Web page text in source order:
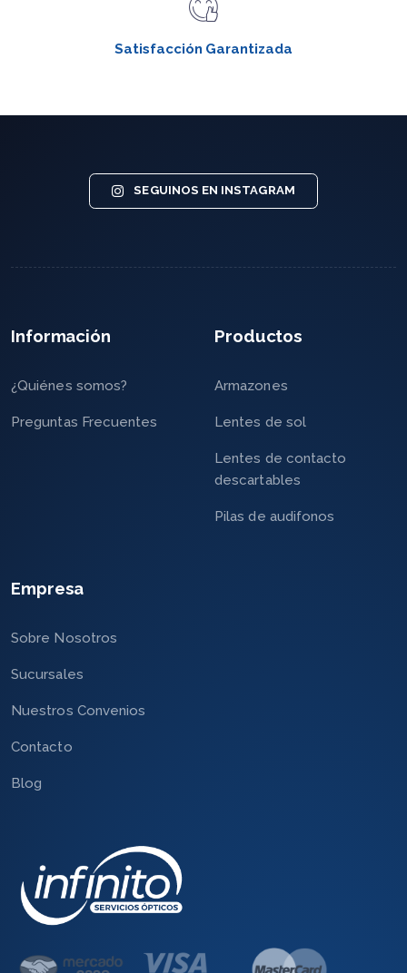
Satisfacción Garantizada
SEGUINOS EN INSTAGRAM
Información
¿Quiénes somos?
Preguntas Frecuentes
Productos
Armazones
Lentes de sol
Lentes de contacto
descartables
Pilas de audifonos
Empresa
Sobre Nosotros
Sucursales
Nuestros Convenios
Contacto
Blog